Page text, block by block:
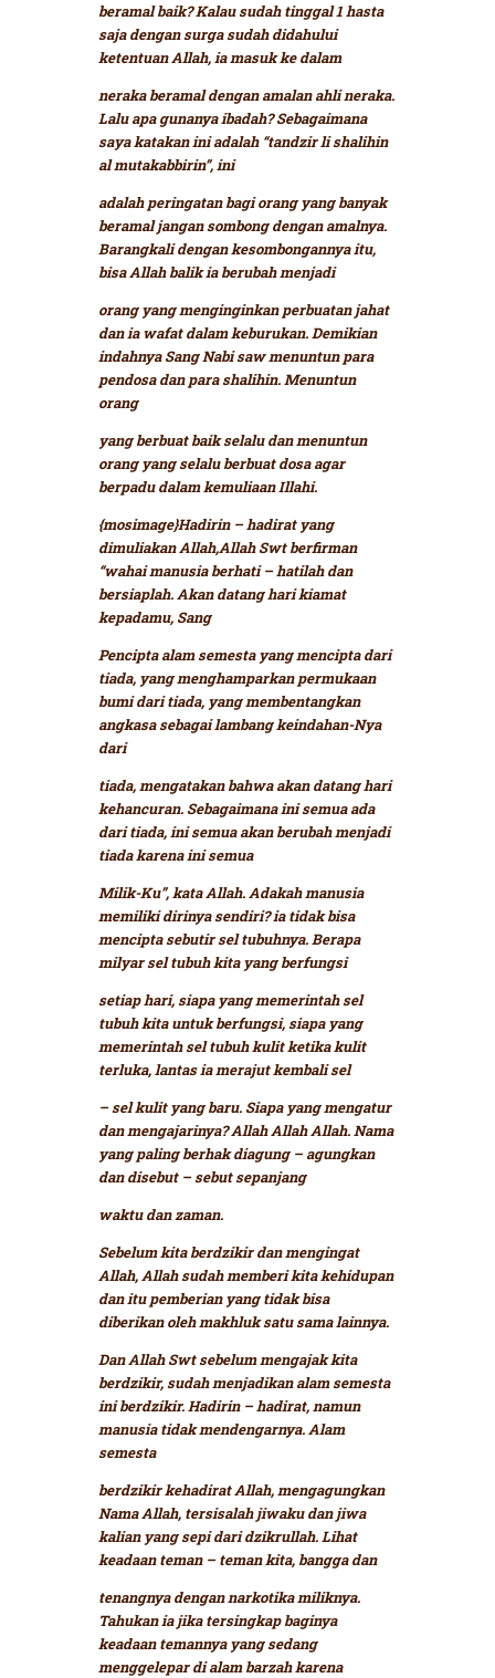
beramal baik? Kalau sudah tinggal 1 hasta
saja dengan surga sudah didahului
ketentuan Allah, ia masuk ke dalam
neraka beramal dengan amalan ahli neraka.
Lalu apa gunanya ibadah? Sebagaimana
saya katakan ini adalah “tandzir li shalihin
al mutakabbirin”,ini
adalah peringatan bagi orang yang banyak
beramal jangan sombong dengan amalnya.
Barangkali dengan kesombongannya itu,
bisa Allah balik ia berubah menjadi
orang yang menginginkan perbuatan jahat
dan ia wafat dalam keburukan. Demikian
indahnya Sang Nabi saw menuntun para
pendosa dan para shalihin. Menuntun
orang
yang berbuat baik selalu dan menuntun
orang yang selalu berbuat dosa agar
berpadu dalam kemuliaan Illahi.
{mosimage}Hadirin – hadirat yang
dimuliakan Allah,Allah Swt berfirman
“wahai manusia berhati – hatilah dan
bersiaplah. Akan datang hari kiamat
kepadamu, Sang
Pencipta alam semesta yang mencipta dari
tiada, yang menghamparkan permukaan
bumi dari tiada, yang membentangkan
angkasa sebagai lambang keindahan-Nya
dari
tiada, mengatakan bahwa akan datang hari
kehancuran. Sebagaimana ini semua ada
dari tiada, ini semua akan berubah menjadi
tiada karena ini semua
Milik-Ku”,kata Allah. Adakah manusia
memiliki dirinya sendiri? ia tidak bisa
mencipta sebutir sel tubuhnya. Berapa
milyar sel tubuh kita yang berfungsi
setiap hari, siapa yang memerintah sel
tubuh kita untuk berfungsi, siapa yang
memerintah sel tubuh kulit ketika kulit
terluka, lantas ia merajut kembali sel
– sel kulit yang baru. Siapa yang mengatur
dan mengajarinya? Allah Allah Allah. Nama
yang paling berhak diagung – agungkan
dan disebut – sebut sepanjang
waktu dan zaman.
Sebelum kita berdzikir dan mengingat
Allah, Allah sudah memberi kita kehidupan
dan itu pemberian yang tidak bisa
diberikan oleh makhluk satu sama lainnya.
Dan Allah Swt sebelum mengajak kita
berdzikir, sudah menjadikan alam semesta
ini berdzikir. Hadirin – hadirat, namun
manusia tidak mendengarnya. Alam
semesta
berdzikir kehadirat Allah, mengagungkan
Nama Allah, tersisalah jiwaku dan jiwa
kalian yang sepi dari dzikrullah. Lihat
keadaan teman – teman kita, bangga dan
tenangnya dengan narkotika miliknya.
Tahukan ia jika tersingkap baginya
keadaan temannya yang sedang
menggelepar di alam barzah karena